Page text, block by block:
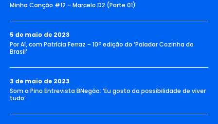
Minha Canção #12 – Marcelo D2 (Parte 01)
5 de maio de 2023
Por Aí, com Patrícia Ferraz – 10ª edição do ‘Paladar Cozinha do
Brasil’
3 de maio de 2023
Som a Pino Entrevista BNegão: ‘Eu gosto da possibilidade de viver
tudo’